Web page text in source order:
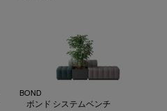
BOND
ボンド システムベンチ